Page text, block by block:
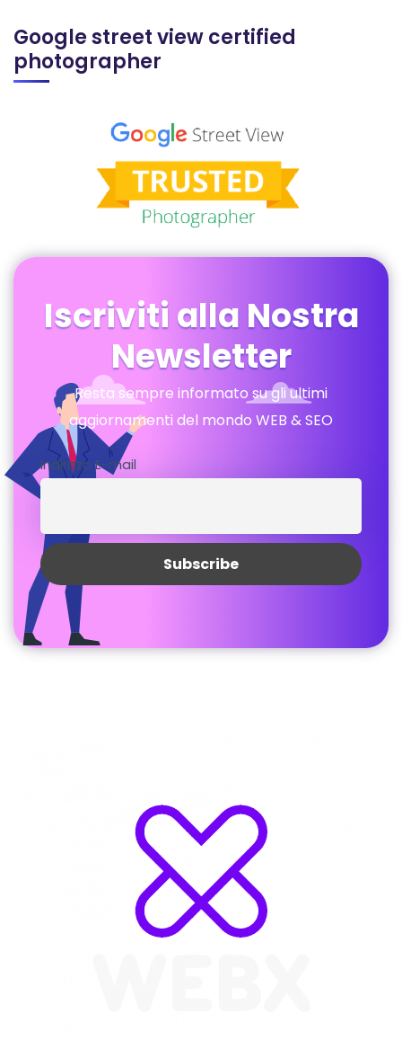
Google street view certified
photographer
Iscriviti alla Nostra
Newsletter
Resta sempre informato su gli ultimi
aggiornamenti del mondo WEB & SEO
Indirizzo E-mail